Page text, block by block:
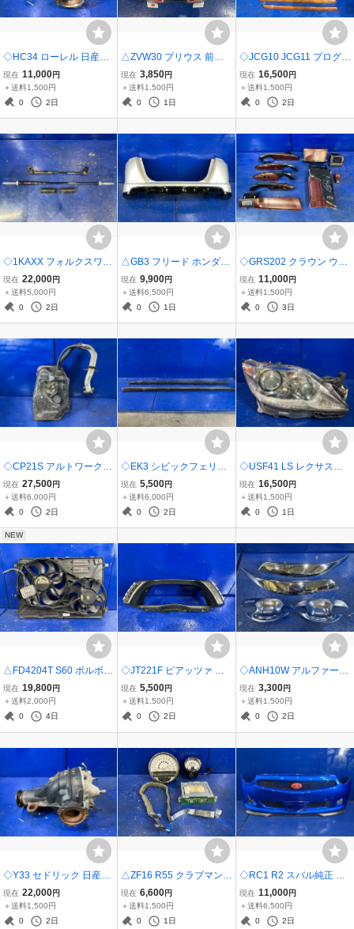
◇HC34 ローレル 日産純
正 リアデフ オープンデフ
ノーマルデフ 47:12 3831
1 20E40
現在 11,000円
＋送料1,500円
0
2日
△ZVW30 プリウス 前期
トヨタ純正 テールライト
テールランプ 左右セット
STANLEY 47-37 LED 点
現在 3,850円
＋送料1,500円
0
1日
◇JCG10 JCG11 プログレ
ブレビス NC300 後期 ト
ヨタ純正 ステアリング 内
装パネル トリムパネル イ
現在 16,500円
＋送料1,500円
0
2日
◇1KAXX フォルクスワー
ゲン ゴルフ5 COX ボディ
ーダンパー ヤマハ パフォ
ーマンスダンパー 前後セ
現在 22,000円
＋送料5,000円
0
2日
△GB3 フリード ホンダ純
正 リアバンパー MUGEN
無限 リアバンパースポイ
ラー 71501-SYY-Z000 84
現在 9,900円
＋送料6,500円
0
1日
◇GRS202 クラウン ウッ
ドパネル 木目調 インテリ
アパネル インパネ 内装 ト
リム
現在 11,000円
＋送料1,500円
0
3日
◇CP21S アルトワークス
スズキ純正 燃料タンク ガ
ソリンタンク フューエル
タンク ポンプ付き CN21
現在 27,500円
＋送料6,000円
0
2日
◇EK3 シビックフェリオ
セダン ホンダ純正 サイド
スポイラー サイドスカー
ト サイドシルパネル 718
現在 5,500円
＋送料6,000円
0
2日
◇USF41 LS レクサス純
正 ヘッドランプ ヘッドラ
イト 右側 運転席側 HID K
OITO 50-103 点灯確認済
現在 16,500円
＋送料1,500円
0
1日
NEW
△FD4204T S60 ボルボ
純正 電動ファン付き 動作
確認済み 実働車取り外し
30668629
現在 19,800円
＋送料2,000円
0
4日
◇JT221F ピアッツァ 純
正 メーターフード メータ
ーカバー トリム 内装 イン
パネ スイッチ付
現在 5,500円
＋送料1,500円
0
2日
◇ANH10W アルファード
社外 メーカー不明 メッキ
アウターハンドルプロテ
クター/アイライン 左右セ
現在 3,300円
＋送料1,500円
0
2日
◇Y33 セドリック 日産純
正 リアデフ オープンデフ
デファレンシャルギア 49:
12 38311-43M10 VQ30
現在 22,000円
＋送料1,500円
0
2日
△ZF16 R55 クラブマン
ミニ純正 スピードメータ
ー タコメーター 速度計 C
Dプレイヤーカバー欠品
現在 6,600円
＋送料1,500円
0
1日
◇RC1 R2 スバル純正 フ
ロントバンパー 社外 メー
カー不明 フロントリップ
スポイラー/フォグランプ
現在 11,000円
＋送料6,500円
0
2日